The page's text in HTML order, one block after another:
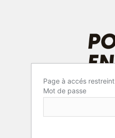
Page à accés restreint
Mot de passe